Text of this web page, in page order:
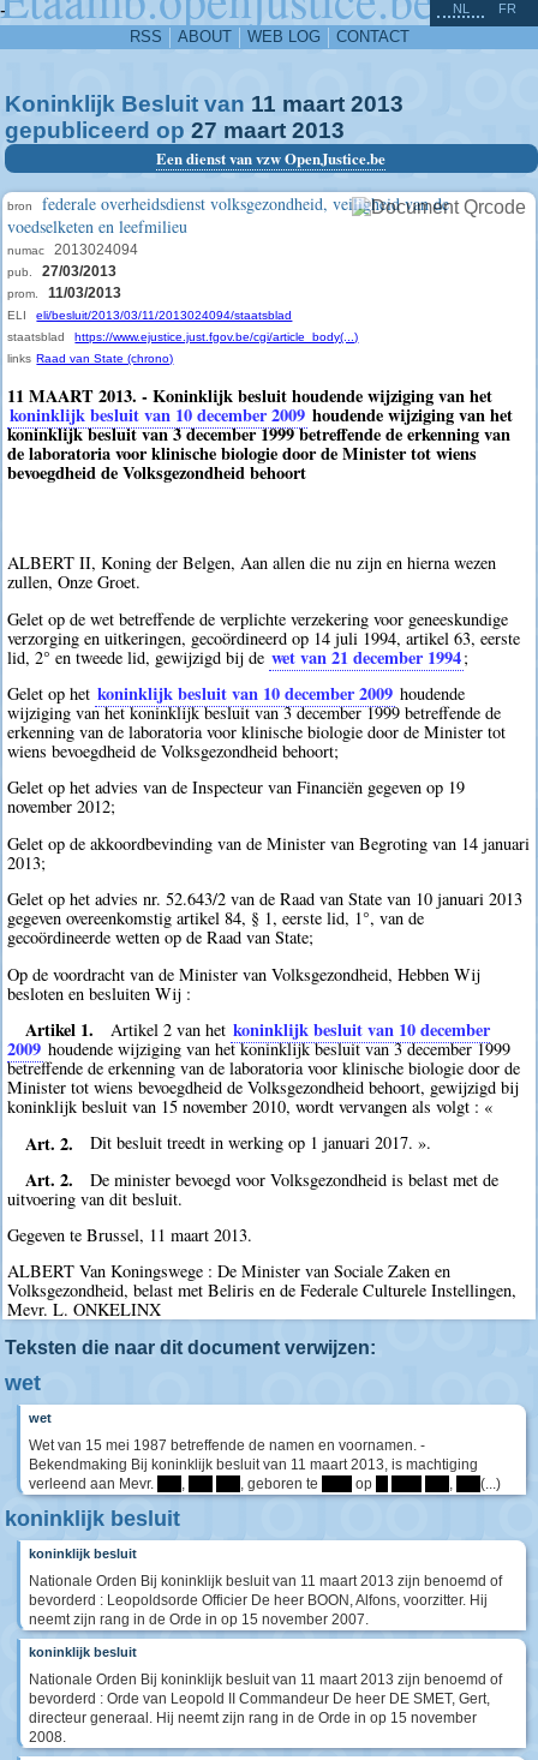
-
RSS ABOUT WEB LOG CONTACT
NL FR
Koninklijk Besluit van 11 maart 2013
gepubliceerd op 27 maart 2013
Een dienst van vzw OpenJustice.be
bron
federale overheidsdienst volksgezondheid, veiligheid van de
voedselketen en leefmilieu
numac 2013024094
pub. 27/03/2013
prom. 11/03/2013
ELI
eli/besluit/2013/03/11/2013024094/staatsblad
staatsblad
https://www.ejustice.just.fgov.be/cgi/article_body(...)
links Raad van State (chrono)
11 MAART 2013. - Koninklijk besluit houdende wijziging van het
koninklijk besluit van 10 december 2009 houdende wijziging van het
koninklijk besluit van 3 december 1999 betreffende de erkenning van
de laboratoria voor klinische biologie door de Minister tot wiens
bevoegdheid de Volksgezondheid behoort
ALBERT II, Koning der Belgen, Aan allen die nu zijn en hierna wezen
zullen, Onze Groet.
Gelet op de wet betreffende de verplichte verzekering voor geneeskundige
verzorging en uitkeringen, gecoördineerd op 14 juli 1994, artikel 63, eerste
lid, 2° en tweede lid, gewijzigd bij de wet van 21 december 1994;
Gelet op het koninklijk besluit van 10 december 2009 houdende
wijziging van het koninklijk besluit van 3 december 1999 betreffende de
erkenning van de laboratoria voor klinische biologie door de Minister tot
wiens bevoegdheid de Volksgezondheid behoort;
Gelet op het advies van de Inspecteur van Financiën gegeven op 19
november 2012;
Gelet op de akkoordbevinding van de Minister van Begroting van 14 januari
2013;
Gelet op het advies nr. 52.643/2 van de Raad van State van 10 januari 2013
gegeven overeenkomstig artikel 84, § 1, eerste lid, 1°, van de
gecoördineerde wetten op de Raad van State;
Op de voordracht van de Minister van Volksgezondheid, Hebben Wij
besloten en besluiten Wij :
Artikel 1. Artikel 2 van het koninklijk besluit van 10 december
2009 houdende wijziging van het koninklijk besluit van 3 december 1999
betreffende de erkenning van de laboratoria voor klinische biologie door de
Minister tot wiens bevoegdheid de Volksgezondheid behoort, gewijzigd bij
koninklijk besluit van 15 november 2010, wordt vervangen als volgt : «
Art. 2. Dit besluit treedt in werking op 1 januari 2017. ».
Art. 2.
De minister bevoegd voor Volksgezondheid is belast met de
uitvoering van dit besluit.
Gegeven te Brussel, 11 maart 2013.
ALBERT Van Koningswege : De Minister van Sociale Zaken en
Volksgezondheid, belast met Beliris en de Federale Culturele Instellingen,
Mevr. L. ONKELINX
Teksten die naar dit document verwijzen:
wet
wet
Wet van 15 mei 1987 betreffende de namen en voornamen. -
Bekendmaking Bij koninklijk besluit van 11 maart 2013, is machtiging
verleend aan Mevr.
, , geboren te op , (...)
koninklijk besluit
koninklijk besluit
Nationale Orden Bij koninklijk besluit van 11 maart 2013 zijn benoemd of
bevorderd : Leopoldsorde Officier De heer BOON, Alfons, voorzitter. Hij
neemt zijn rang in de Orde in op 15 november 2007.
koninklijk besluit
Nationale Orden Bij koninklijk besluit van 11 maart 2013 zijn benoemd of
bevorderd : Orde van Leopold II Commandeur De heer DE SMET, Gert,
directeur generaal. Hij neemt zijn rang in de Orde in op 15 november
2008.
^